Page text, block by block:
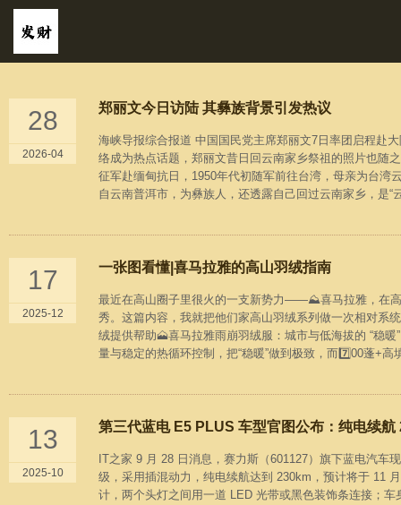
28
2026-04
郑丽文今日访陆 其彝族背景引发热议
海峡导报综合报道 中国国民党主席郑丽文7日率团启程赴
络成为热点话题，郑丽文昔日回云南家乡祭祖的照片也随
征军赴缅甸抗日，1950年代初随军前往台湾，母亲为台湾
自云南普洱市，为彝族人，还透露自己回过云南家乡，是
17
2025-12
一张图看懂|喜马拉雅的高山羽绒指南
最近在高山圈子里很火的一支新势力——⛰️喜马拉雅，在高
秀。这篇内容，我就把他们家高山羽绒系列做一次相对系
绒提供帮助🗻喜马拉雅雨崩羽绒服：城市与低海拔的 “稳
量与稳定的热循环控制，把“稳暖”做到极致，而7️⃣00蓬+
13
2025-10
第三代蓝电 E5 PLUS 车型官图公布：纯电续
IT之家 9 月 28 日消息，赛力斯（601127）旗下蓝电汽
级，采用插混动力，纯电续航达到 230km，预计将于 11
计，两个头灯之间用一道 LED 光带或黑色装饰条连接；